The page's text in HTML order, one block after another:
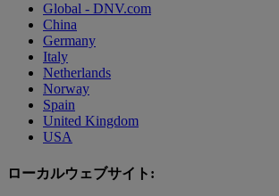
Global - DNV.com
China
Germany
Italy
Netherlands
Norway
Spain
United Kingdom
USA
ローカルウェブサイト: